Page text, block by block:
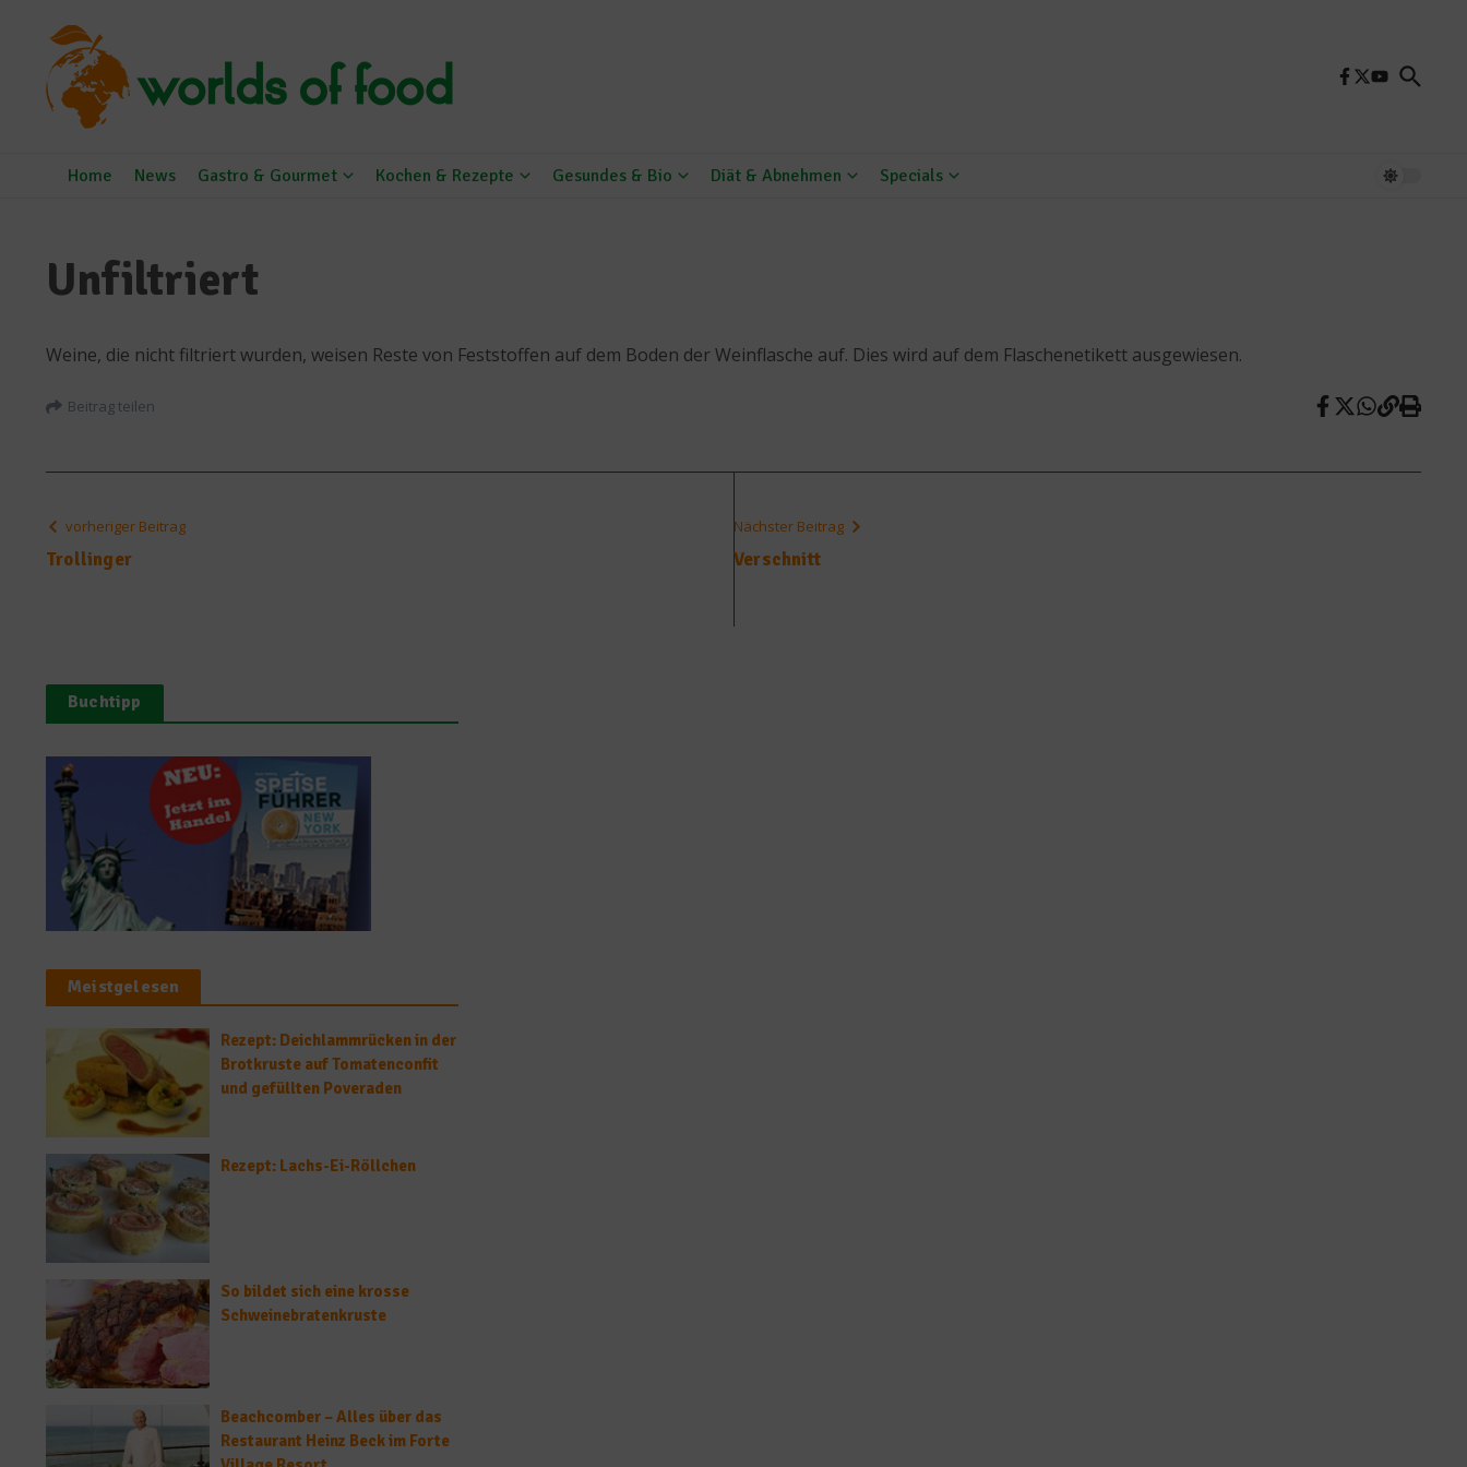
Home News Gastro & Gourmet Kochen & Rezepte Gesundes & Bio Diät & Abnehmen Specials
Unfiltriert
Weine, die nicht filtriert wurden, weisen Reste von Feststoffen auf dem Boden der Weinflasche auf. Dies wird auf dem Flaschenetikett ausgewiesen.
Beitrag teilen
vorheriger Beitrag
Trollinger
Nächster Beitrag
Verschnitt
Buchtipp
Meistgelesen
Rezept: Deichlammrücken in der
Brotkruste auf Tomatenconfit
und gefüllten Poveraden
Rezept: Lachs-Ei-Röllchen
So bildet sich eine krosse
Schweinebratenkruste
Beachcomber – Alles über das
Restaurant Heinz Beck im Forte